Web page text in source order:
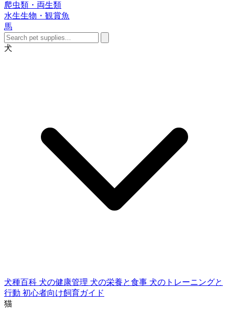
爬虫類・両生類
水生生物・観賞魚
馬
犬
犬種百科 犬の健康管理 犬の栄養と食事 犬のトレーニングと
行動 初心者向け飼育ガイド
猫